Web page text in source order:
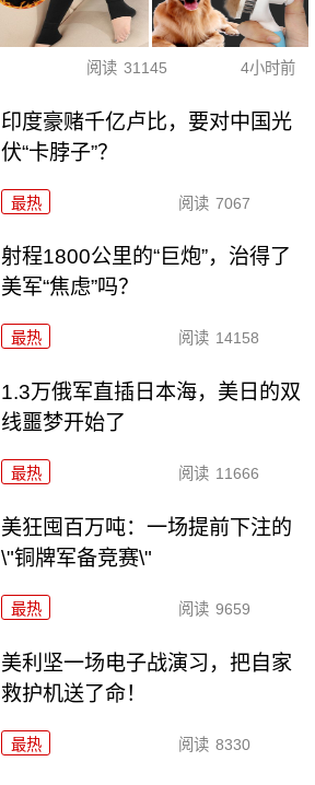
阅读 31145 4小时前
印度豪赌千亿卢比，要对中国光
伏“卡脖子”？
最热 阅读 7067
射程1800公里的“巨炮”，治得了
美军“焦虑”吗？
最热 阅读 14158
1.3万俄军直插日本海，美日的双
线噩梦开始了
最热 阅读 11666
美狂囤百万吨：一场提前下注的
\"铜牌军备竞赛\"
最热 阅读 9659
美利坚一场电子战演习，把自家
救护机送了命！
最热 阅读 8330